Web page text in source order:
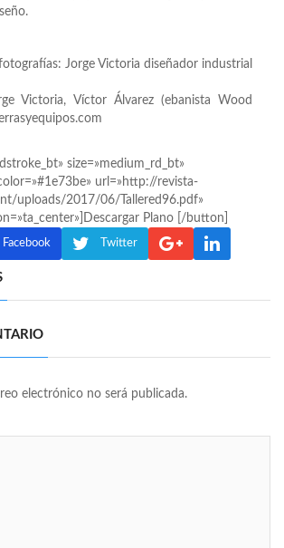
Jorge Victoria diseñador industrial
Victoria, Víctor Álvarez (ebanista Wood
size=»medium_rd_bt»
url=»http://revista-
uploads/2017/06/Tallered96.pdf»
Plano [/button]
Facebook Twitter
electrónico no será publicada.